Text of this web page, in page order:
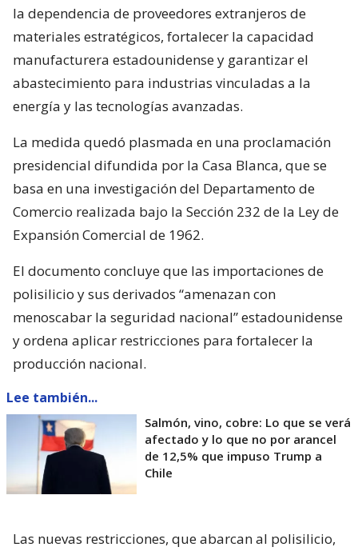
la dependencia de proveedores extranjeros de
materiales estratégicos, fortalecer la capacidad
manufacturera estadounidense y garantizar el
abastecimiento para industrias vinculadas a la
energía y las tecnologías avanzadas.
La medida quedó plasmada en una proclamación
presidencial difundida por la Casa Blanca, que se
basa en una investigación del Departamento de
Comercio realizada bajo la Sección 232 de la Ley de
Expansión Comercial de 1962.
El documento concluye que las importaciones de
polisilicio y sus derivados “amenazan con
menoscabar la seguridad nacional” estadounidense
y ordena aplicar restricciones para fortalecer la
producción nacional.
Lee también...
Salmón, vino, cobre: Lo que se verá
afectado y lo que no por arancel
de 12,5% que impuso Trump a
Chile
Las nuevas restricciones, que abarcan al polisilicio,